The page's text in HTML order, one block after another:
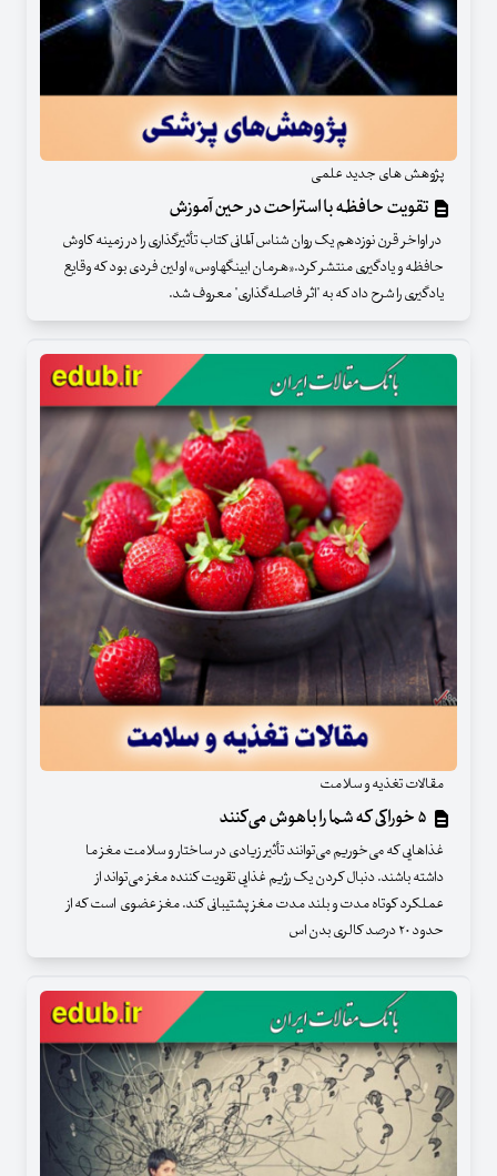
پژوهش های جدید علمی
تقویت حافظه با استراحت در حین آموزش
در اواخر قرن نوزدهم یک روان شناس آلمانی کتاب تأثیرگذاری را در زمینه کاوش
حافظه و یادگیری منتشر کرد.«هرمان ابینگهاوس» اولین فردی بود که وقایع
یادگیری را شرح داد که به "اثر فاصله‌گذاری" معروف شد.
مقالات تغذیه و سلامت
غذا‌هایی که می‌خوریم می‌توانند تأثیر زیادی در ساختار و سلامت مغز ما
داشته باشند. دنبال کردن یک رژیم غذایی تقویت کننده مغز می‌تواند از
عملکرد کوتاه مدت و بلند مدت مغز پشتیبانی کند. مغز عضوی است که از
حدود ۲۰ درصد کالری بدن اس